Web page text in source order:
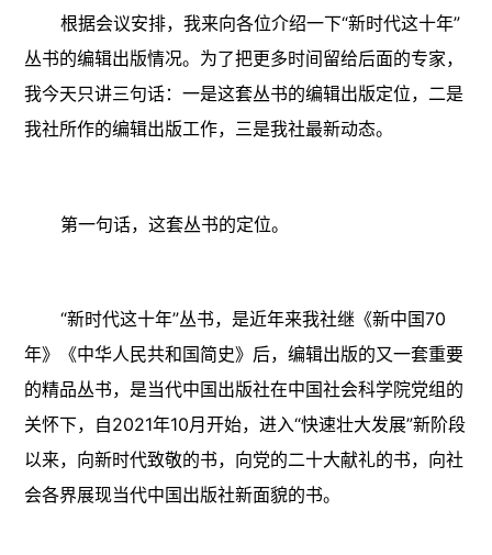
根据会议安排，我来向各位介绍一下“新时代这十年”
丛书的编辑出版情况。为了把更多时间留给后面的专家，
我今天只讲三句话：一是这套丛书的编辑出版定位，二是
我社所作的编辑出版工作，三是我社最新动态。
第一句话，这套丛书的定位。
“新时代这十年”丛书，是近年来我社继《新中国70
年》《中华人民共和国简史》后，编辑出版的又一套重要
的精品丛书，是当代中国出版社在中国社会科学院党组的
关怀下，自2021年10月开始，进入“快速壮大发展”新阶段
以来，向新时代致敬的书，向党的二十大献礼的书，向社
会各界展现当代中国出版社新面貌的书。